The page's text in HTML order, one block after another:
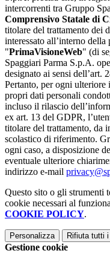
intercorrenti tra Gruppo
Comprensivo Statale di
titolare del trattamento dei
interessato all’interno
"PrimaVisioneWeb" (di
Spaggiari Parma S.p.A.
designato ai sensi dell’art.
Pertanto, per ogni ulteriore
propri dati personali
incluso il rilascio
ex art. 13 del GDPR,
titolare del trattamento, da
scolastico di riferimento.
ogni caso, a disposizione
eventuale ulteriore
indirizzo e-mail
Questo sito o gli strumenti
cookie necessari al
COOKIE POLICY.
Personalizza Rifiuta tutti i
Gestione cookie